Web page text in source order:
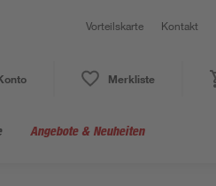
Vorteilskarte Kontakt
Merkliste
Angebote & Neuheiten